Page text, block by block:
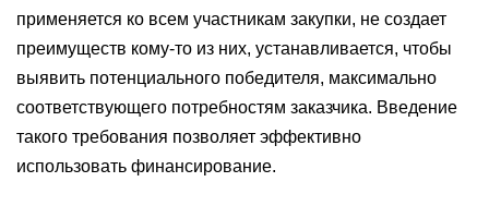
применяется ко всем участникам закупки, не создает
преимуществ кому-то из них, устанавливается, чтобы
выявить потенциального победителя, максимально
соответствующего потребностям заказчика. Введение
такого требования позволяет эффективно
использовать финансирование.